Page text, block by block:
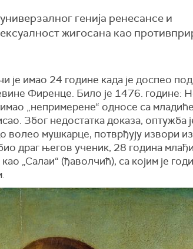
генија ренесансе и
жигосана као
је имао 24 године када је доспео
Фиренце. Било је 1476. године:
„непримерене“ односе са
Због недостатка доказа, оптужба
волео мушкарце, потврђују извори
драг његов ученик, 28 година
„Салаи“ (ђаволчић), са којим је